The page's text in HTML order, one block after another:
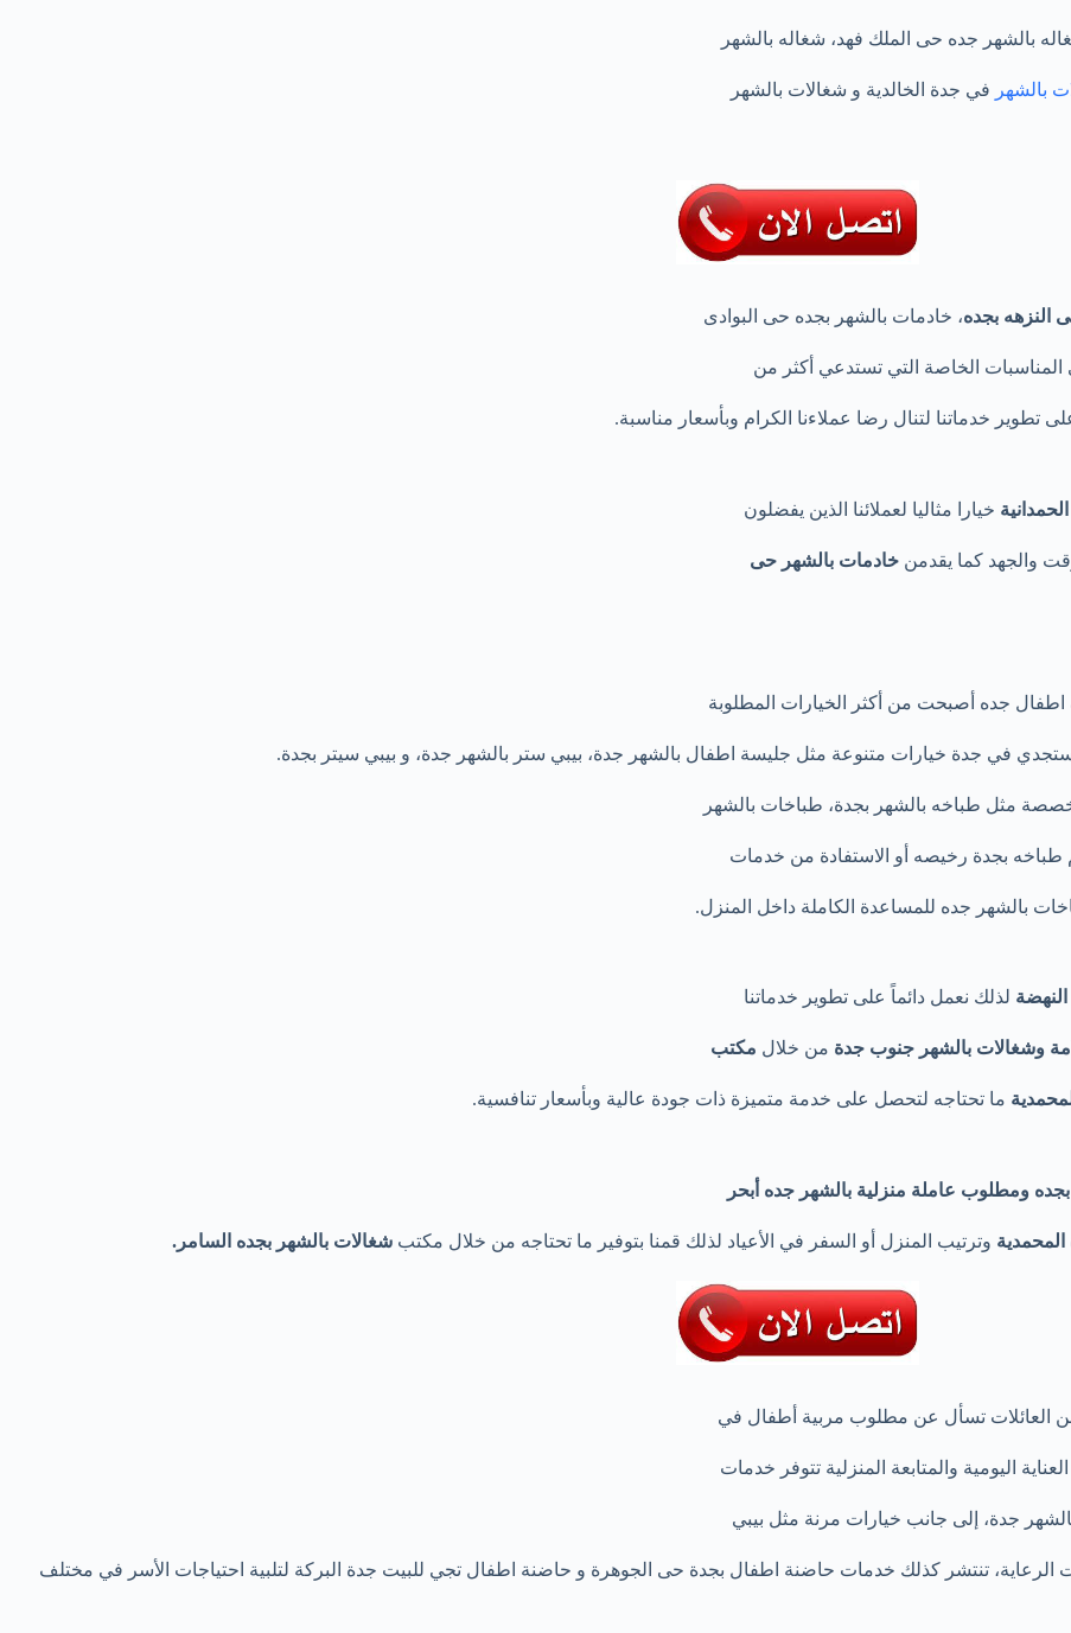
بالشهر جده حى الملك فهد، شغاله بالشهر
بالشهر في جدة الخالدية و شغالات بالشهر
النزهه بجده، خادمات بالشهر بجده حى البوادى
المناسبات الخاصة التي تستدعي أكثر من
تطوير خدماتنا لتنال رضا عملاءنا الكرام وبأسعار مناسبة.
خيارا مثاليا لعملائنا الذين يفضلون
والجهد كما يقدمن خادمات بالشهر حى
جده أصبحت من أكثر الخيارات المطلوبة
في جدة خيارات متنوعة مثل جليسة اطفال بالشهر جدة، بيبي ستر بالشهر جدة، و بيبي سيتر بجدة.
مثل طباخه بالشهر بجدة، طباخات بالشهر
بجدة رخيصه أو الاستفادة من خدمات
بالشهر جده للمساعدة الكاملة داخل المنزل.
لذلك نعمل دائماً على تطوير خدماتنا
وشغالات بالشهر جنوب جدة من خلال مكتب
ما تحتاجه لتحصل على خدمة متميزة ذات جودة عالية وبأسعار تنافسية.
ومطلوب عاملة منزلية بالشهر جده أبحر
وترتيب المنزل أو السفر في الأعياد لذلك قمنا بتوفير ما تحتاجه من خلال مكتب شغالات بالشهر بجده السامر.
العائلات تسأل عن مطلوب مربية أطفال في
اليومية والمتابعة المنزلية تتوفر خدمات
جدة، إلى جانب خيارات مرنة مثل بيبي
تنتشر كذلك خدمات حاضنة اطفال بجدة حى الجوهرة و حاضنة اطفال تجي للبيت جدة البركة لتلبية احتياجات الأسر في مختلف